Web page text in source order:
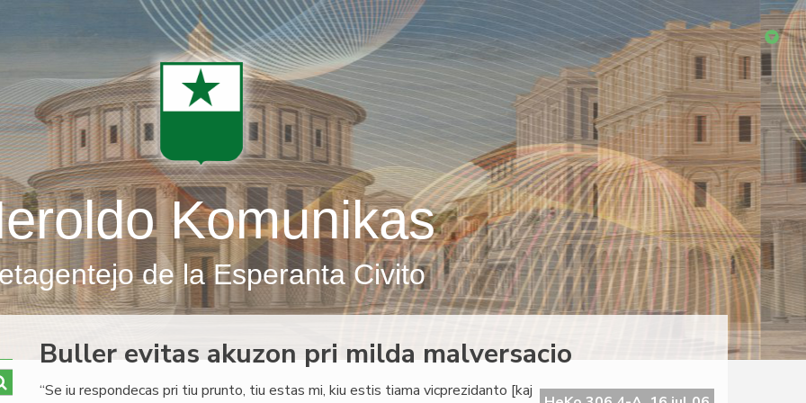
Komunikas
de la Esperanta Civito
Buller evitas akuzon pri milda malversacio
“Se iu respondecas pri tiu prunto, tiu estas mi, kiu estis tiama vicprezidanto [kaj